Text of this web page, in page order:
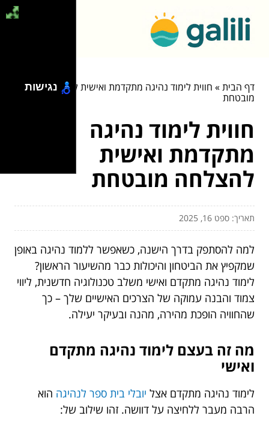
דף הבית» חווית לימוד נהיגה מתקדמת ואישית להצלחה
מובטחת
חווית לימוד נהיגה
מתקדמת ואישית
להצלחה מובטחת
תאריך: ספט 16, 2025
למה להסתפק בדרך הישנה, כשאפשר ללמוד נהיגה באופן
שמקפיץ את הביטחון והיכולות כבר מהשיעור הראשון?
לימוד נהיגה מתקדם ואישי משלב טכנולוגיה חדשנית, ליווי
צמוד והבנה עמוקה של הצרכים האישיים שלך – כך
שהחוויה הופכת מהירה, מהנה ובעיקר יעילה.
מה זה בעצם לימוד נהיגה מתקדם
ואישי
לימוד נהיגה מתקדם אצל יובלי בית ספר לנהיגה הוא
הרבה מעבר ללחיצה על דוושה. זהו שילוב של:
נגישות